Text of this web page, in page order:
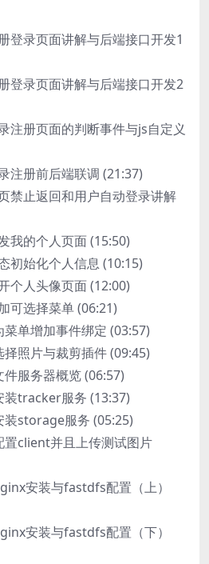
登录页面讲解与后端接口开发1
登录页面讲解与后端接口开发2
注册页面的判断事件与js自定义
注册前后端联调 (21:37)
禁止返回和用户自动登录讲解
我的个人页面 (15:50)
初始化个人信息 (10:15)
个人头像页面 (12:00)
可选择菜单 (06:21)
菜单增加事件绑定 (03:57)
择照片与裁剪插件 (09:45)
件服务器概览 (06:57)
装tracker服务 (13:37)
装storage服务 (05:25)
置client并且上传测试图片
安装与fastdfs配置（上）
安装与fastdfs配置（下）